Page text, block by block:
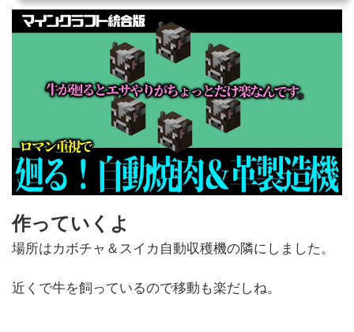
作っていくよ
場所はカボチャ＆スイカ自動収穫機の隣にしました。
近くで牛を飼っているので移動も楽だしね。